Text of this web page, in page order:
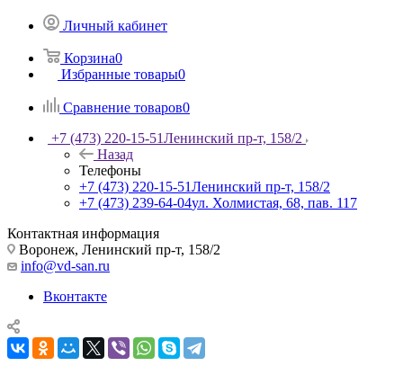
Личный кабинет
Корзина0
Избранные товары0
Сравнение товаров0
+7 (473) 220-15-51Ленинский пр-т, 158/2
Назад
Телефоны
+7 (473) 220-15-51Ленинский пр-т, 158/2
+7 (473) 239-64-04ул. Холмистая, 68, пав. 117
Контактная информация
Воронеж, Ленинский пр-т, 158/2
info@vd-san.ru
Вконтакте